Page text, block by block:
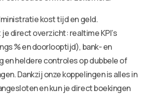
kost tijd en geld.
direct overzicht: realtime KPI’s
% en doorlooptijd), bank- en
en heldere controles op dubbele of
Dankzij onze koppelingen is alles in
en kun je direct boekingen